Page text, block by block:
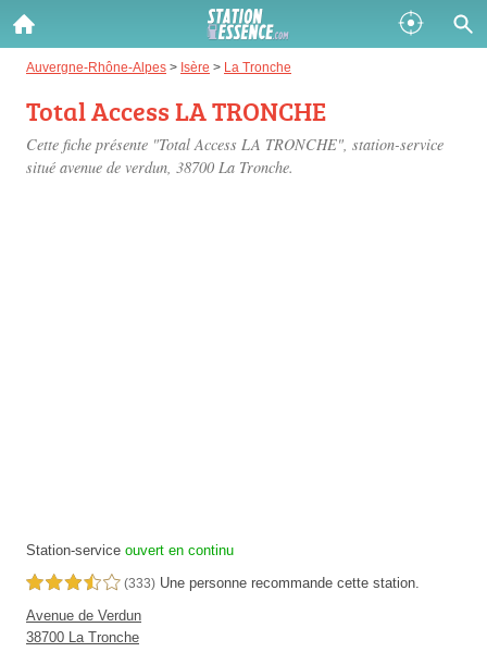
Auvergne-Rhône-Alpes > Isère > La Tronche
Total Access LA TRONCHE
Cette fiche présente "Total Access LA TRONCHE", station-service
situé avenue de verdun, 38700 La Tronche.
Station-service ouvert en continu
3,5 étoiles sur 5 (333) Une personne recommande cette station.
Avenue de Verdun
38700 La Tronche
Gazole :
Disponible Épuisé
SP 98 :